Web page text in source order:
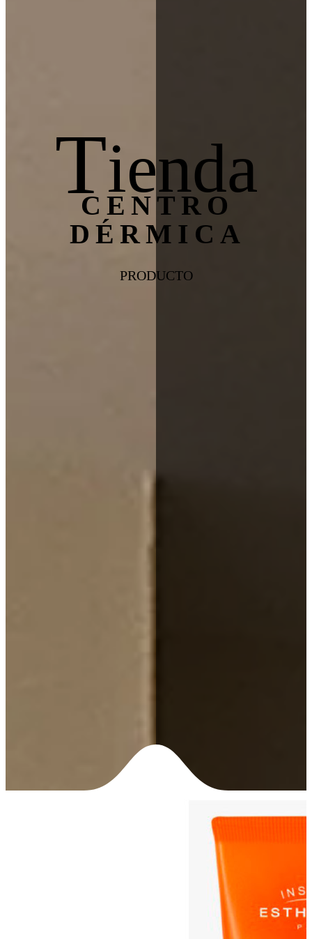
Tienda
CENTRO
DÉRMICA
PRODUCTO